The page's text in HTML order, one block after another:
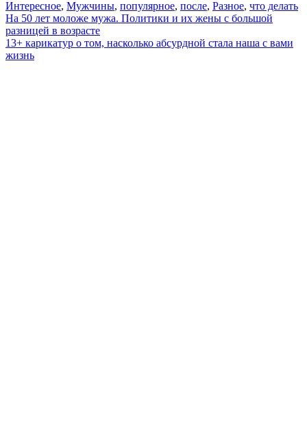
Интересное, Мужчины, популярное, после, Разное, что делать
Навигация
по
записям
На 50 лет моложе мужа. Политики и их жены с большой
разницей в возрасте
13+ карикатур о том, насколько абсурдной стала наша с вами
жизнь